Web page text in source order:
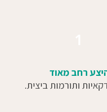
רחב מאוד
ותורמות ביצית.